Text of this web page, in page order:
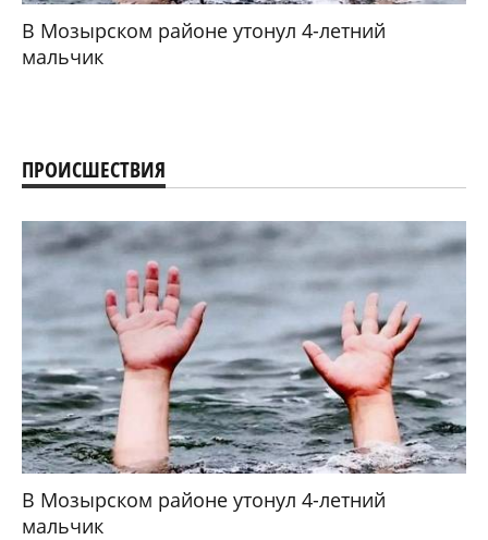
В Мозырском районе утонул 4-летний
мальчик
ПРОИСШЕСТВИЯ
В Мозырском районе утонул 4-летний
мальчик